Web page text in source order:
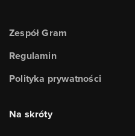
Zespół Gram
Regulamin
Polityka prywatności
Na skróty